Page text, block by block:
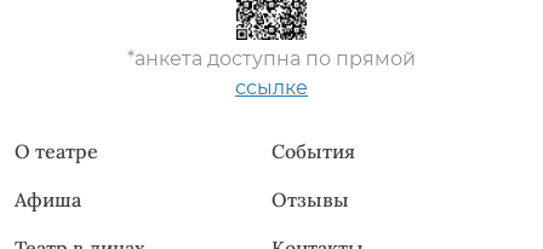
*анкета доступна по прямой
ссылке
О театре
Афиша
События
Отзывы